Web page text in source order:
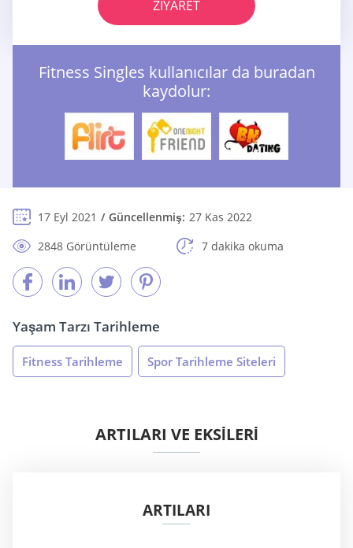
ZIYARET
Fitness Singles kullanıcılar da buradan
kaydolur:
17 Eyl 2021 Güncellenmiş: 27 Kas 2022
2848 Görüntüleme
7 dakika okuma
Yaşam Tarzı Tarihleme
Fitness Tarihleme Spor Tarihleme Siteleri
ARTILARI VE EKSİLERİ
ARTILARI